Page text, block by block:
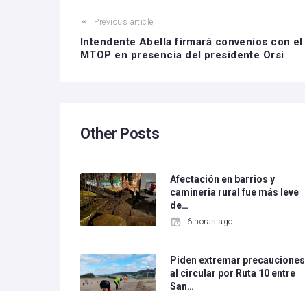
Previous article
Intendente Abella firmará convenios con el
MTOP en presencia del presidente Orsi
Other Posts
Afectación en barrios y
camineria rural fue más leve
de…
6 horas ago
Piden extremar precauciones
al circular por Ruta 10 entre
San…